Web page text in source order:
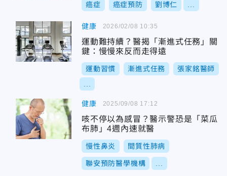
癌症 癌症預防 劉博仁
健康
運動難持續？醫揭「漸進式任務」關
鍵：慢慢來反而走得遠
運動習慣 漸進式任務 張家銘醫師
2026/02/08 10:35
健康
咳不停以為感冒？醫示警恐是「菜瓜
布肺」4週內速就醫
慢性鼻炎 間質性肺病
聯安預防醫學機構
2025/09/08 17:12